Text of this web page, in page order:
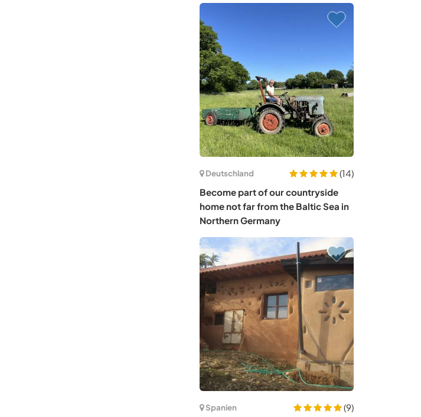
Deutschland
(14)
Become part of our countryside
home not far from the Baltic Sea in
Northern Germany
Spanien
(9)